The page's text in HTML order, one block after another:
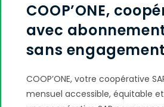
COOP’ONE,
avec
sans engagement
COOP’ONE, votre coopérative
mensuel accessible, équitable